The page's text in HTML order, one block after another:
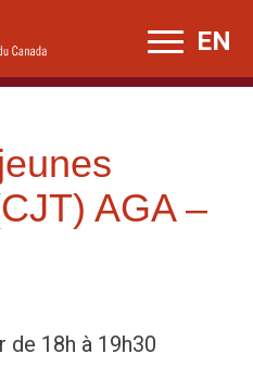
EN
AGA –
18h à 19h30